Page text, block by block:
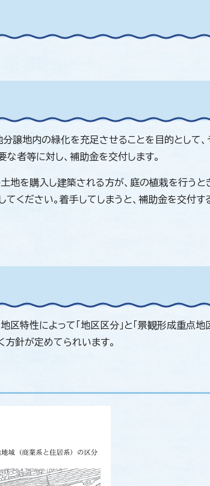
譲地内の緑化を充足させることを目的として
者等に対し、補助金を交付します。
地を購入し建築される方が、庭の植栽を行うと
ください。着手してしまうと、補助金を交付す
特性によって「地区区分」と「景観形成重点地
針が定めてられいます。